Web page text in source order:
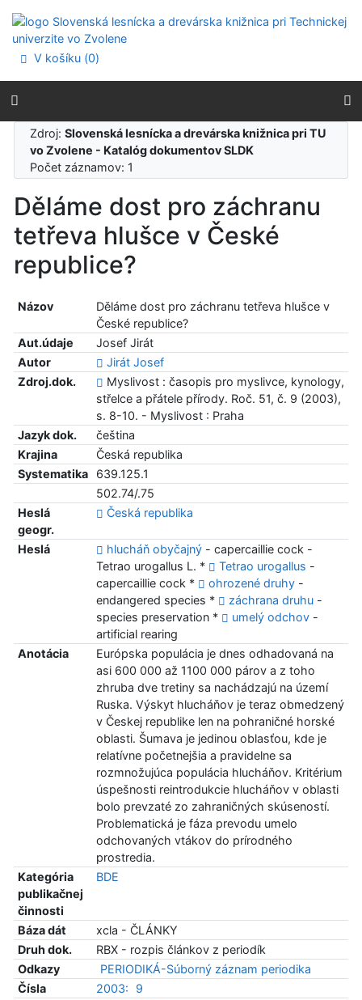
Prejsť na menu
Prehlásenie o webovej prístupnosti
V košíku (0)
Zdroj:Slovenská lesnícka a drevárska knižnica pri TU
vo Zvolene - Katalóg dokumentov SLDK
Počet záznamov: 1
Děláme dost pro záchranu
tetřeva hlušce v České
republice?
Názov
Děláme dost pro záchranu tetřeva hlušce v
České republice?
Aut.údaje
Josef Jirát
Autor
Jirát Josef
Zdroj.dok.
Myslivost : časopis pro myslivce, kynology,
střelce a přátele přírody. Roč. 51, č. 9 (2003),
s. 8-10. - Myslivost : Praha
Jazyk dok.
čeština
Krajina
Česká republika
Systematika
639.125.1
502.74/.75
Heslá
geogr.
Česká republika
Heslá hlucháň obyčajný- capercaillie cock -
Tetrao urogallus L. *
Tetrao urogallus -
capercaillie cock *
ohrozené druhy-
endangered species *
záchrana druhu-
species preservation *
umelý odchov-
artificial rearing
Anotácia
Európska populácia je dnes odhadovaná na
asi 600 000 až 1100 000 párov a z toho
zhruba dve tretiny sa nachádzajú na území
Ruska. Výskyt hlucháňov je teraz obmedzený
v Českej republike len na pohraničné horské
oblasti. Šumava je jedinou oblasťou, kde je
relatívne početnejšia a pravidelne sa
rozmnožujúca populácia hlucháňov. Kritérium
úspešnosti reintrodukcie hlucháňov v oblasti
bolo prevzaté zo zahraničných skúseností.
Problematická je fáza prevodu umelo
odchovaných vtákov do prírodného
prostredia.
Kategória
publikačnej
činnosti
BDE
Báza dát
xcla - ČLÁNKY
Druh dok.
RBX - rozpis článkov z periodík
Odkazy
PERIODIKÁ-Súborný záznam periodika
Čísla
2003:
9